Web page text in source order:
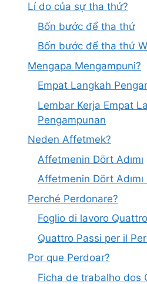
Lí do của sự tha thứ?
Bốn bước để tha thứ
Bốn bước để tha thứ
Mengapa Mengampuni?
Empat Langkah
Lembar Kerja Empat
Pengampunan
Neden Affetmek?
Affetmenin Dört Adımı
Affetmenin Dört Adımı
Perché Perdonare?
Foglio di lavoro
Quattro Passi per il
Por que Perdoar?
Ficha de trabalho dos